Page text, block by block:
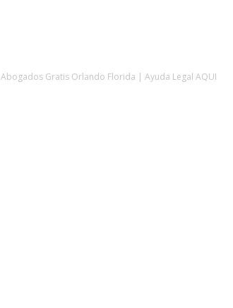
Abogados Gratis Orlando Florida | Ayuda Legal AQUI